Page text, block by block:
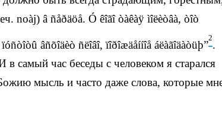
noàj) â ñåðäöå. Ó êîãî òàêàÿ ìîëèòâà, òîò
âñõîäèò ñëîâî, ïîðîæäåííîå áëàãîäàòüþ”
2
самый час беседы с человеком я старался
мысль и часто даже слова, которые